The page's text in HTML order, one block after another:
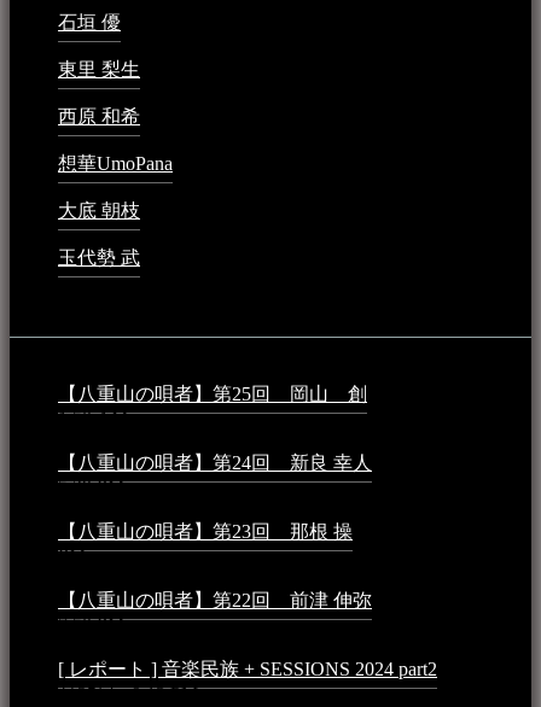
石垣 優
東里 梨生
西原 和希
想華UmoPana
大底 朝枝
玉代勢 武
【八重山の唄者】第25回 岡山 創
1:50 AM
【八重山の唄者】第24回 新良 幸人
5:29 PM
【八重山の唄者】第23回 那根 操
PM
【八重山の唄者】第22回 前津 伸弥
7:50 PM
[ レポート ] 音楽民族 + SESSIONS 2024 part2
月25日 - 9:13 PM